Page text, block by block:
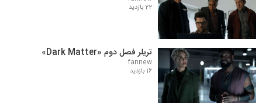
22 بازدید
تریلر فصل دوم «Dark Matter»
fannew
16 بازدید